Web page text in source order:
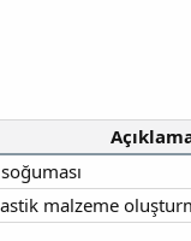
malzeme